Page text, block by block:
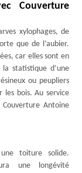
Couverture
xylophages, de
que de l’aubier.
car elles sont en
statistique d’une
ou peupliers
les bois. Au service
Antoine
toiture solide.
une longévité